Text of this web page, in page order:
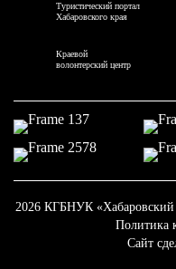
Туристический портал
Хабаровского края
Краевой
волонтерский центр
2026 КГБНУК «Хабаровский
Политика
Сайт